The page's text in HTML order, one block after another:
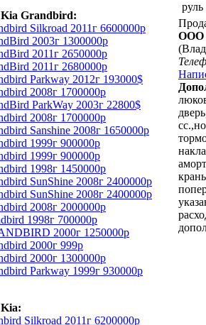
Kia Grandbird:
Silkroad 2011г 6600000р
2003г 1300000р
2011г 2650000р
2011г 2680000р
Parkway 2012г 193000$
2008г 1700000р
ParkWay 2003г 22800$
2008г 1700000р
Sanshine 2008г 1650000р
1999г 900000р
1999г 900000р
1998г 1450000р
SunShine 2008г 2400000р
SunShine 2008г 2400000р
2008г 2000000р
1998г 700000р
2000г 1250000р
2000г 999р
2000г 1300000р
Parkway 1999г 930000р
Silkroad 2011г 6200000р
руль